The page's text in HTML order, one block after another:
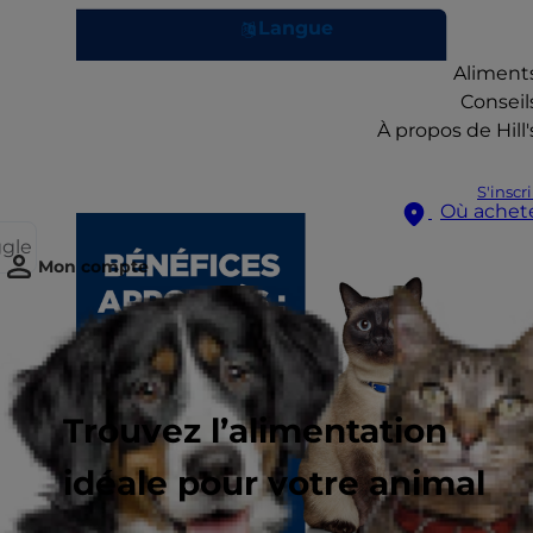
Langue
À propos de
Où
Mon compte
Trouvez l’alimentation
idéale pour votre animal